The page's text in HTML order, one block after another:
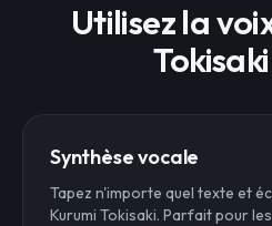
Utilisez la
Synthèse vocale
Tapez n'importe quel texte et
Kurumi Tokisaki. Parfait pour